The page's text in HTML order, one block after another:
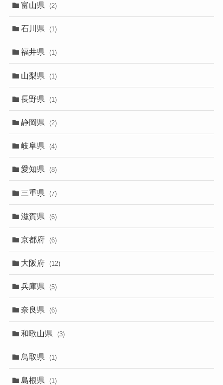
富山県 (2)
石川県 (1)
福井県 (1)
山梨県 (1)
長野県 (1)
静岡県 (2)
岐阜県 (4)
愛知県 (8)
三重県 (7)
滋賀県 (6)
京都府 (6)
大阪府 (12)
兵庫県 (5)
奈良県 (6)
和歌山県 (3)
鳥取県 (1)
島根県 (1)